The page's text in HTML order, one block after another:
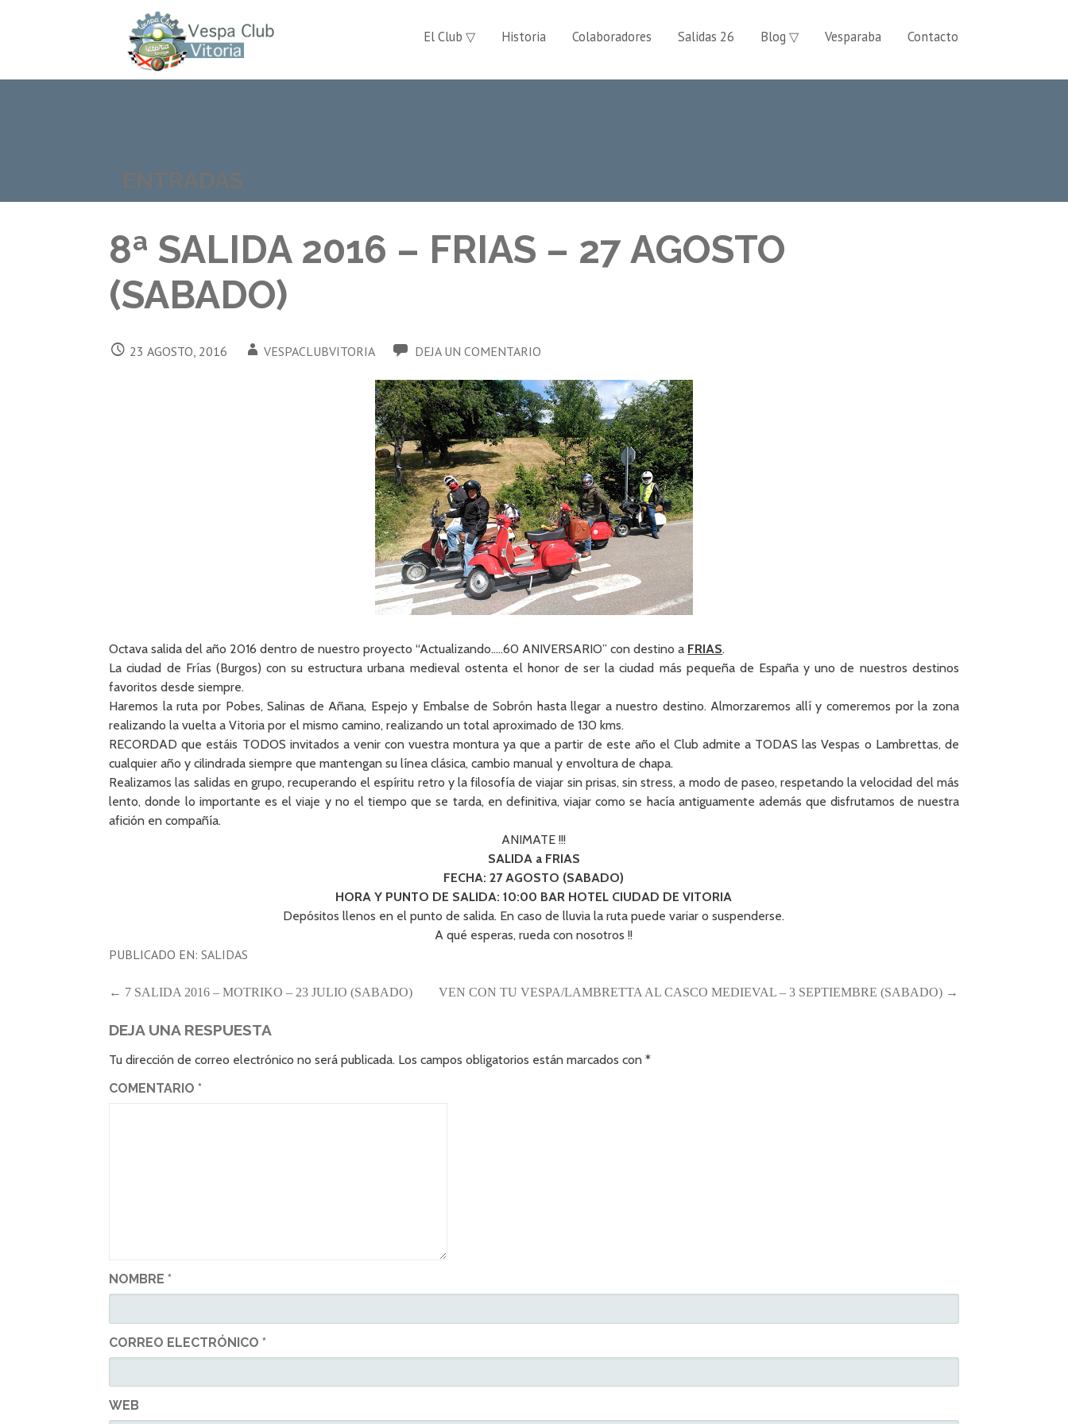
El Club ▽ Historia Colaboradores Salidas 26 Blog ▽ Vesparaba Contacto
8ª SALIDA 2016 – FRIAS – 27 AGOSTO
(SABADO)
23 AGOSTO, 2016 VESPACLUBVITORIA DEJA UN COMENTARIO
Octava salida del año 2016 dentro de nuestro proyecto “Actualizando…..60 ANIVERSARIO” con destino a FRIAS.
La ciudad de Frías (Burgos) con su estructura urbana medieval ostenta el honor de ser la ciudad más pequeña de España y uno de nuestros destinos
favoritos desde siempre.
Haremos la ruta por Pobes, Salinas de Añana, Espejo y Embalse de Sobrón hasta llegar a nuestro destino. Almorzaremos allí y comeremos por la zona
realizando la vuelta a Vitoria por el mismo camino, realizando un total aproximado de 130 kms.
RECORDAD que estáis TODOS invitados a venir con vuestra montura ya que a partir de este año el Club admite a TODAS las Vespas o Lambrettas, de
cualquier año y cilindrada siempre que mantengan su línea clásica, cambio manual y envoltura de chapa.
Realizamos las salidas en grupo, recuperando el espíritu retro y la filosofía de viajar sin prisas, sin stress, a modo de paseo, respetando la velocidad del más
lento, donde lo importante es el viaje y no el tiempo que se tarda, en definitiva, viajar como se hacía antiguamente además que disfrutamos de nuestra
afición en compañía.
ANIMATE !!!
SALIDA a FRIAS
FECHA: 27 AGOSTO (SABADO)
HORA Y PUNTO DE SALIDA: 10:00 BAR HOTEL CIUDAD DE VITORIA
Depósitos llenos en el punto de salida. En caso de lluvia la ruta puede variar o suspenderse.
A qué esperas, rueda con nosotros !!
PUBLICADO EN:SALIDAS
NAVEGACIÓN
DE
ENTRADAS
← 7 SALIDA 2016 – MOTRIKO – 23 JULIO (SABADO) VEN CON TU VESPA/LAMBRETTA AL CASCO MEDIEVAL – 3 SEPTIEMBRE (SABADO) →
DEJA UNA RESPUESTA
Tu dirección de correo electrónico no será publicada. Los campos obligatorios están marcados con*
COMENTARIO*
NOMBRE*
CORREO ELECTRÓNICO*
WEB